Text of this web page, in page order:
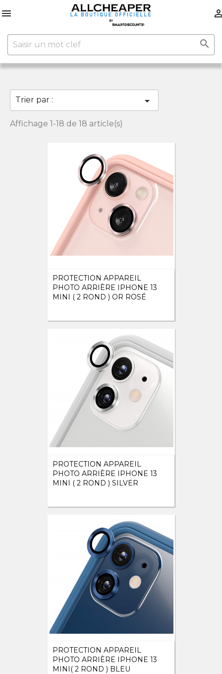


Trier par : 
Affichage 1-18 de 18 article(s)
PROTECTION APPAREIL
PHOTO ARRIÈRE IPHONE 13
MINI ( 2 ROND ) OR ROSÉ
PROTECTION APPAREIL
PHOTO ARRIÈRE IPHONE 13
MINI ( 2 ROND ) SILVER
PROTECTION APPAREIL
PHOTO ARRIÈRE IPHONE 13
MINI( 2 ROND ) BLEU